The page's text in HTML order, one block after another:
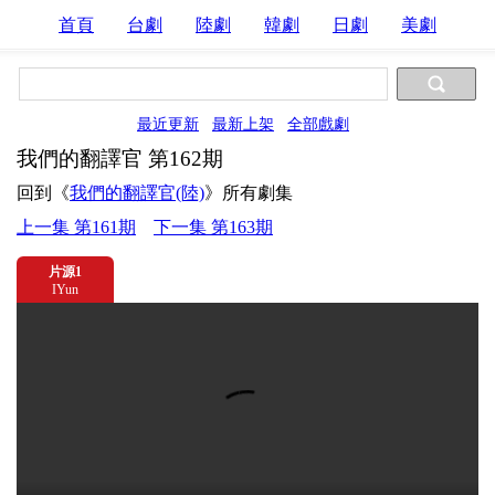
首頁 台劇 陸劇 韓劇 日劇 美劇
最近更新 最新上架 全部戲劇
我們的翻譯官 第162期
回到《我們的翻譯官(陸)》所有劇集
上一集 第161期
下一集 第163期
片源1
IYun